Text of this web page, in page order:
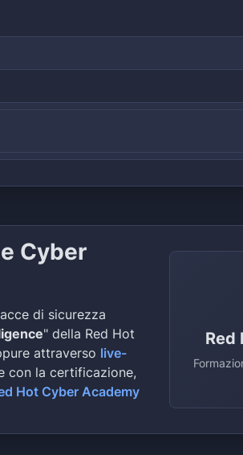
Cyber
di sicurezza
" della Red Hot
attraverso live-
con la certificazione,
Hot Cyber Academy
Red